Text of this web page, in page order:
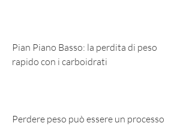
Pian Piano Basso: la perdita di peso
rapido con i carboidrati
Perdere peso può essere un processo